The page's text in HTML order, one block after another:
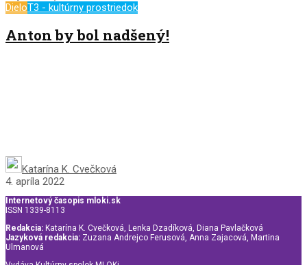
DieloT3 - kultúrny prostriedok
Anton by bol nadšený!
Katarína K. Cvečková
4. apríla 2022
Internetový časopis mloki.sk
ISSN 1339-8113
Redakcia: Katarína K. Cvečková, Lenka Dzadíková, Diana Pavlačková
Jazyková redakcia: Zuzana Andrejco Ferusová, Anna Zajacová, Martina
Ulmanová